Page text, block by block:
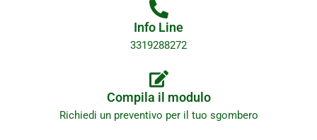
Info Line
3319288272
Compila il modulo
Richiedi un preventivo per il tuo sgombero